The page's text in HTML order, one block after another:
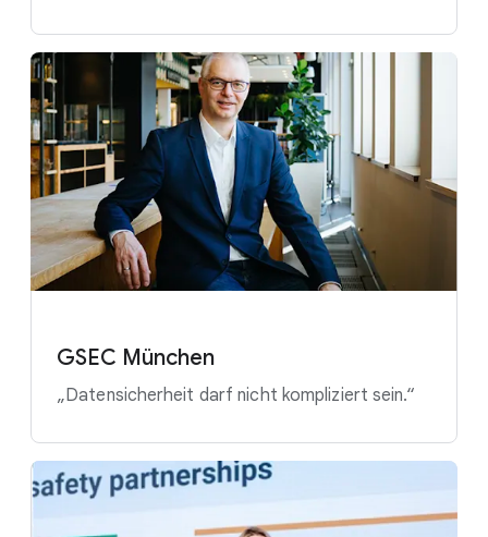
GSEC München
„Datensicherheit darf nicht kompliziert sein.“